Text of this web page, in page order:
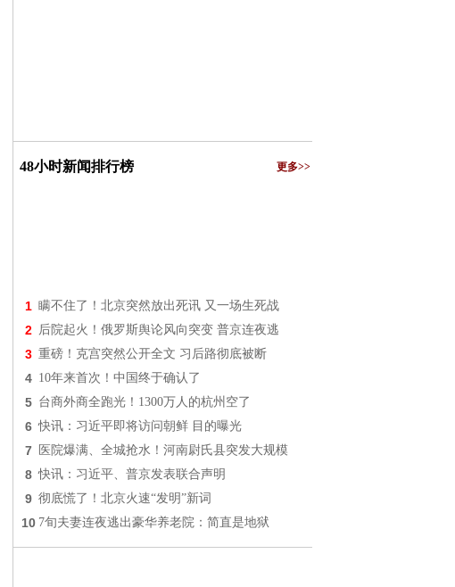
48小时新闻排行榜 更多>>
1 瞒不住了！北京突然放出死讯 又一场生死战
2 后院起火！俄罗斯舆论风向突变 普京连夜逃
3 重磅！克宫突然公开全文 习后路彻底被断
4 10年来首次！中国终于确认了
5 台商外商全跑光！1300万人的杭州空了
6 快讯：习近平即将访问朝鲜 目的曝光
7 医院爆满、全城抢水！河南尉氏县突发大规模
8 快讯：习近平、普京发表联合声明
9 彻底慌了！北京火速“发明”新词
10 7旬夫妻连夜逃出豪华养老院：简直是地狱